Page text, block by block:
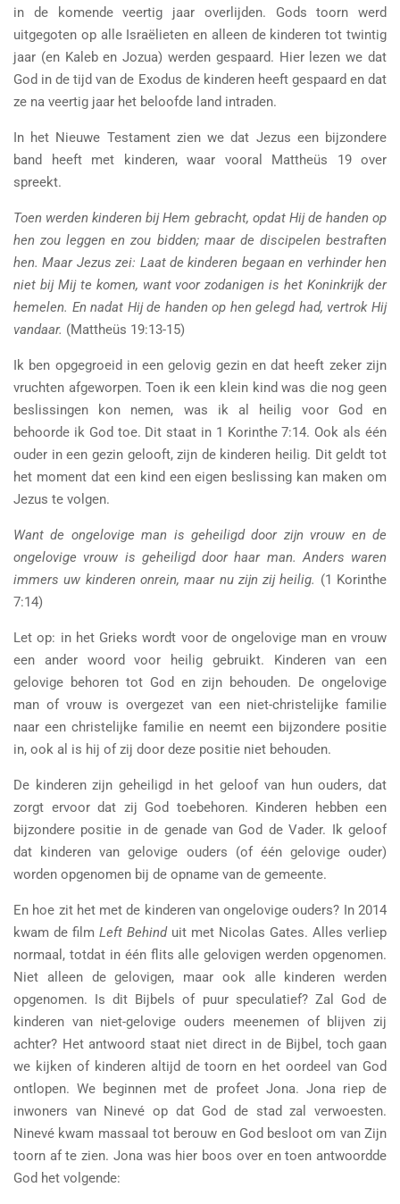
in de komende veertig jaar overlijden. Gods toorn werd
uitgegoten op alle Israëlieten en alleen de kinderen tot twintig
jaar (en Kaleb en Jozua) werden gespaard. Hier lezen we dat
God in de tijd van de Exodus de kinderen heeft gespaard en dat
ze na veertig jaar het beloofde land intraden.
In het Nieuwe Testament zien we dat Jezus een bijzondere
band heeft met kinderen, waar vooral Mattheüs 19 over
spreekt.
Toen werden kinderen bij Hem gebracht, opdat Hij de handen op
hen zou leggen en zou bidden; maar de discipelen bestraften
hen. Maar Jezus zei: Laat de kinderen begaan en verhinder hen
niet bij Mij te komen, want voor zodanigen is het Koninkrijk der
hemelen. En nadat Hij de handen op hen gelegd had, vertrok Hij
vandaar. (Mattheüs 19:13-15)
Ik ben opgegroeid in een gelovig gezin en dat heeft zeker zijn
vruchten afgeworpen. Toen ik een klein kind was die nog geen
beslissingen kon nemen, was ik al heilig voor God en
behoorde ik God toe. Dit staat in 1 Korinthe 7:14. Ook als één
ouder in een gezin gelooft, zijn de kinderen heilig. Dit geldt tot
het moment dat een kind een eigen beslissing kan maken om
Jezus te volgen.
Want de ongelovige man is geheiligd door zijn vrouw en de
ongelovige vrouw is geheiligd door haar man. Anders waren
immers uw kinderen onrein, maar nu zijn zij heilig. (1 Korinthe
7:14)
Let op: in het Grieks wordt voor de ongelovige man en vrouw
een ander woord voor heilig gebruikt. Kinderen van een
gelovige behoren tot God en zijn behouden. De ongelovige
man of vrouw is overgezet van een niet-christelijke familie
naar een christelijke familie en neemt een bijzondere positie
in, ook al is hij of zij door deze positie niet behouden.
De kinderen zijn geheiligd in het geloof van hun ouders, dat
zorgt ervoor dat zij God toebehoren. Kinderen hebben een
bijzondere positie in de genade van God de Vader. Ik geloof
dat kinderen van gelovige ouders (of één gelovige ouder)
worden opgenomen bij de opname van de gemeente.
En hoe zit het met de kinderen van ongelovige ouders? In 2014
kwam de film Left Behinduit met Nicolas Gates. Alles verliep
normaal, totdat in één flits alle gelovigen werden opgenomen.
Niet alleen de gelovigen, maar ook alle kinderen werden
opgenomen. Is dit Bijbels of puur speculatief? Zal God de
kinderen van niet-gelovige ouders meenemen of blijven zij
achter? Het antwoord staat niet direct in de Bijbel, toch gaan
we kijken of kinderen altijd de toorn en het oordeel van God
ontlopen. We beginnen met de profeet Jona. Jona riep de
inwoners van Ninevé op dat God de stad zal verwoesten.
Ninevé kwam massaal tot berouw en God besloot om van Zijn
toorn af te zien. Jona was hier boos over en toen antwoordde
God het volgende: